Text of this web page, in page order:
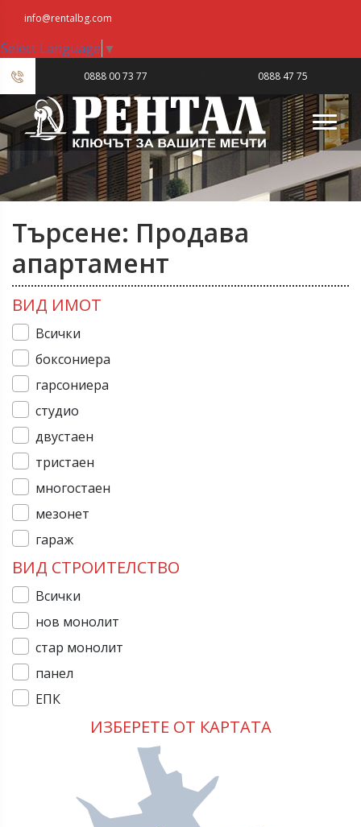
info@rentalbg.com
Select Language ▼
0888 00 73 77 0888 47 75
23
Търсене: Продава
апартамент
ВИД ИМОТ
Всички
боксониера
гарсониера
студио
двустаен
тристаен
многостаен
мезонет
гараж
ВИД СТРОИТЕЛСТВО
Всички
нов монолит
стар монолит
панел
ЕПК
ИЗБЕРЕТЕ ОТ КАРТАТА